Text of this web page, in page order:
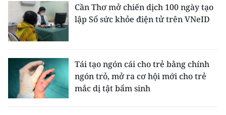
Cần Thơ mở chiến dịch 100 ngày tạo
lập Sổ sức khỏe điện tử trên VNeID
Tái tạo ngón cái cho trẻ bằng chính
ngón trỏ, mở ra cơ hội mới cho trẻ
mắc dị tật bẩm sinh